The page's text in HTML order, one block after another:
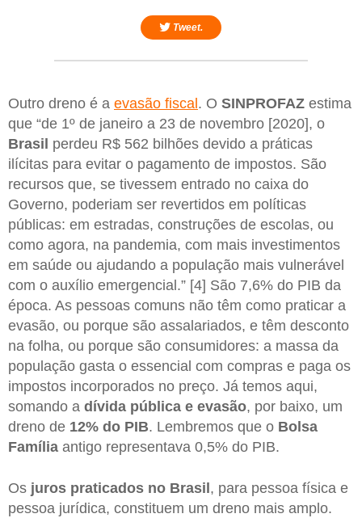
Tweet.
Outro dreno é a evasão fiscal. O SINPROFAZ estima
que “de 1º de janeiro a 23 de novembro [2020], o
Brasil perdeu R$ 562 bilhões devido a práticas
ilícitas para evitar o pagamento de impostos. São
recursos que, se tivessem entrado no caixa do
Governo, poderiam ser revertidos em políticas
públicas: em estradas, construções de escolas, ou
como agora, na pandemia, com mais investimentos
em saúde ou ajudando a população mais vulnerável
com o auxílio emergencial.” [4] São 7,6% do PIB da
época. As pessoas comuns não têm como praticar a
evasão, ou porque são assalariados, e têm desconto
na folha, ou porque são consumidores: a massa da
população gasta o essencial com compras e paga os
impostos incorporados no preço. Já temos aqui,
somando a dívida pública e evasão, por baixo, um
dreno de 12% do PIB. Lembremos que o Bolsa
Família antigo representava 0,5% do PIB.
Os juros praticados no Brasil , para pessoa física e
pessoa jurídica, constituem um dreno mais amplo.